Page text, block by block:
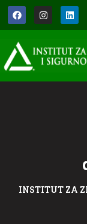
INSTITUT ZA